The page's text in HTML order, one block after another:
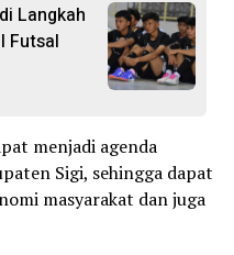
Langkah
Futsal
menjadi agenda
Sigi, sehingga dapat
masyarakat dan juga